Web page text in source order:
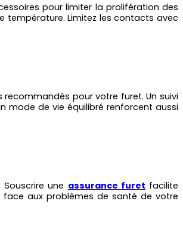
pour limiter la prolifération des
température. Limitez les contacts avec
pour votre furet. Un suivi
mode de vie équilibré renforcent aussi
une assurance furet facilite
face aux problèmes de santé de votre